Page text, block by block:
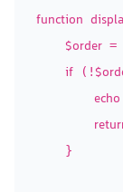
function
$order =
if (!
echo
    }